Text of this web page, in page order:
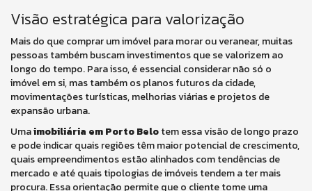
Visão estratégica para valorização
Mais do que comprar um imóvel para morar ou veranear, muitas
pessoas também buscam investimentos que se valorizem ao
longo do tempo. Para isso, é essencial considerar não só o
imóvel em si, mas também os planos futuros da cidade,
movimentações turísticas, melhorias viárias e projetos de
expansão urbana.
Umaimobiliária em Porto Belotem essa visão de longo prazo
e pode indicar quais regiões têm maior potencial de crescimento,
quais empreendimentos estão alinhados com tendências de
mercado e até quais tipologias de imóveis tendem a ter mais
procura. Essa orientação permite que o cliente tome uma